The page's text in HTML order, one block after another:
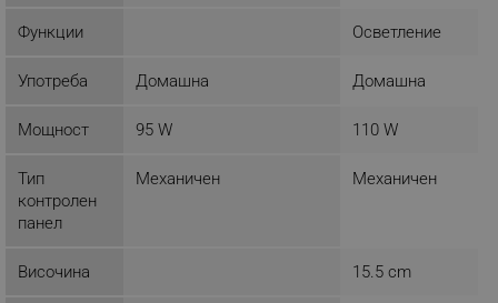
Функции Осветление
Употреба Домашна Домашна
Мощност 95 W 110 W
Тип
контролен
панел
Механичен Механичен
Височина 15.5 cm
Таргетиране
Функционалност
основната функционалност на уебсайта, като
Provider /
Домейн